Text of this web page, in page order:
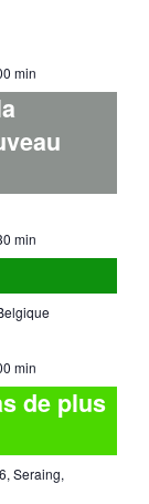
min
min
min
de plus
Seraing,